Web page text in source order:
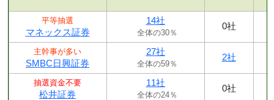
平等抽選
マネックス証券
14社
全体の30％
0社
主幹事が多い
SMBC日興証券
27社
全体の59％
2社
抽選資金不要
松井証券
11社
全体の24％
0社